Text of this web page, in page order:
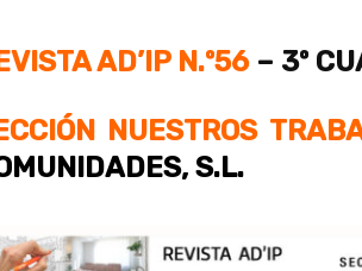
AD’IP N.º56 – 3º
NUESTROS
S.L.